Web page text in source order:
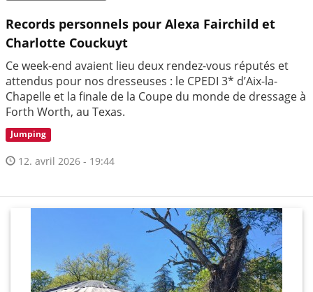
Records personnels pour Alexa Fairchild et
Charlotte Couckuyt
Ce week-end avaient lieu deux rendez-vous réputés et
attendus pour nos dresseuses : le CPEDI 3* d’Aix-la-
Chapelle et la finale de la Coupe du monde de dressage à
Forth Worth, au Texas.
Jumping
12. avril 2026 - 19:44